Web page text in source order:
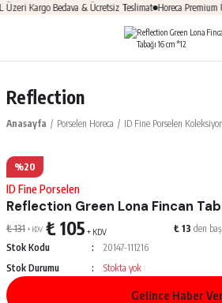
Kargo Bedava & Ücretsiz Teslimat Horeca Premium
Reflection
Anasayfa Porselen Horeca ID Fine Porselen Koleksiyon
%20
ID Fine Porselen
Reflection Green Lona Fincan
₺ 131 + KDV ₺ 105 + KDV ₺ 13 den
Stok Kodu
20147-111216
Stok Durumu
Stokta yok
Gelince Haber Ver